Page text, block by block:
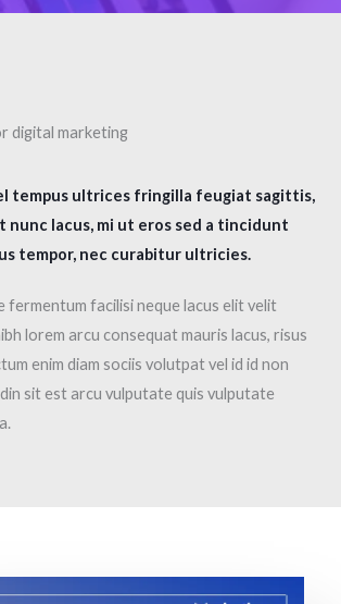
digital marketing​
tempus ultrices fringilla feugiat sagittis,
nunc lacus, mi ut eros sed a tincidunt
tempor, nec curabitur ultricies.
fermentum facilisi neque lacus elit velit
lorem arcu consequat mauris lacus, risus
enim diam sociis volutpat vel id id non
sit est arcu vulputate quis vulputate